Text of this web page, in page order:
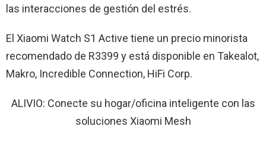
las interacciones de gestión del estrés.
El Xiaomi Watch S1 Active tiene un precio minorista
recomendado de R3399 y está disponible en Takealot,
Makro, Incredible Connection, HiFi Corp.
ALIVIO: Conecte su hogar/oficina inteligente con las
soluciones Xiaomi Mesh